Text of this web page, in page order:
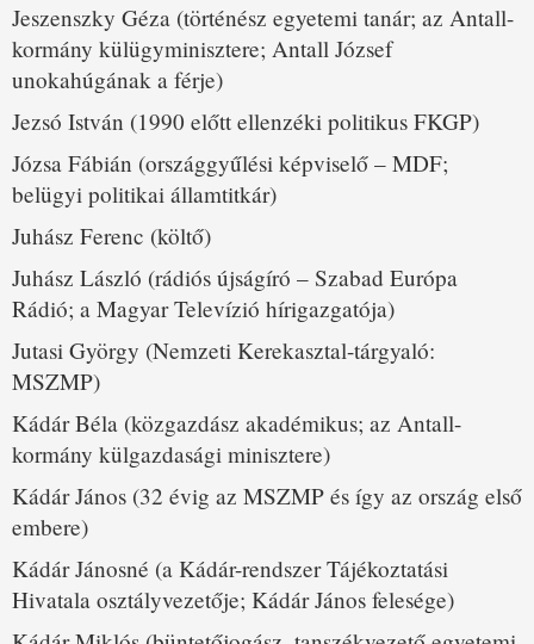
Jeszenszky Géza (történész egyetemi tanár; az Antall-
kormány külügyminisztere; Antall József
unokahúgának a férje)
Jezsó István (1990 előtt ellenzéki politikus FKGP)
Józsa Fábián (országgyűlési képviselő – MDF;
belügyi politikai államtitkár)
Juhász Ferenc (költő)
Juhász László (rádiós újságíró – Szabad Európa
Rádió; a Magyar Televízió hírigazgatója)
Jutasi György (Nemzeti Kerekasztal-tárgyaló:
MSZMP)
Kádár Béla (közgazdász akadémikus; az Antall-
kormány külgazdasági minisztere)
Kádár János (32 évig az MSZMP és így az ország első
embere)
Kádár Jánosné (a Kádár-rendszer Tájékoztatási
Hivatala osztályvezetője; Kádár János felesége)